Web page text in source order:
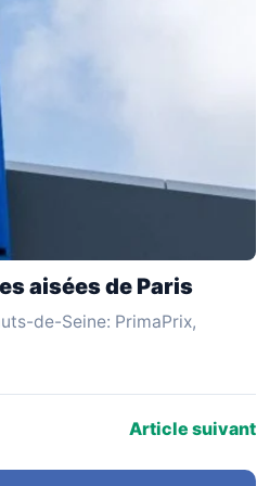
aisées de Paris
de-Seine: PrimaPrix,
Article suivant